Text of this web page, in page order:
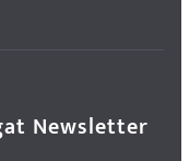
Newsletter